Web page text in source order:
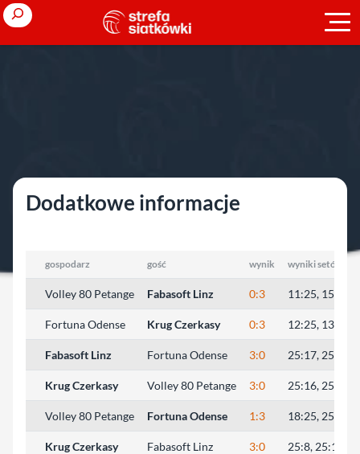
Przejdź
do
treści
Search
Dodatkowe informacje
gospodarz gość wynik wyniki setów
Volley 80 Petange Fabasoft Linz 0:3 11:25, 15:25,
Fortuna Odense Krug Czerkasy 0:3 12:25, 13:25,
Fabasoft Linz Fortuna Odense 3:0 25:17, 25:15,
Krug Czerkasy Volley 80 Petange 3:0 25:16, 25:10,
Volley 80 Petange Fortuna Odense 1:3 18:25, 25:22,
Krug Czerkasy Fabasoft Linz 3:0 25:8, 25:14,